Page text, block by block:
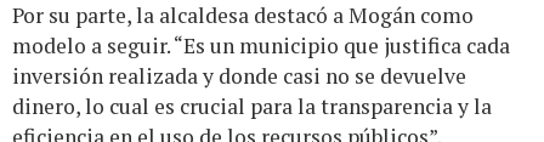
Por su parte, la alcaldesa destacó a Mogán como
modelo a seguir. “Es un municipio que justifica cada
inversión realizada y donde casi no se devuelve
dinero, lo cual es crucial para la transparencia y la